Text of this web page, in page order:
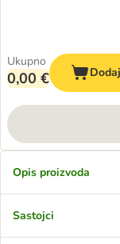
Ukupno
0,00 €
Opis proizvoda
Sastojci